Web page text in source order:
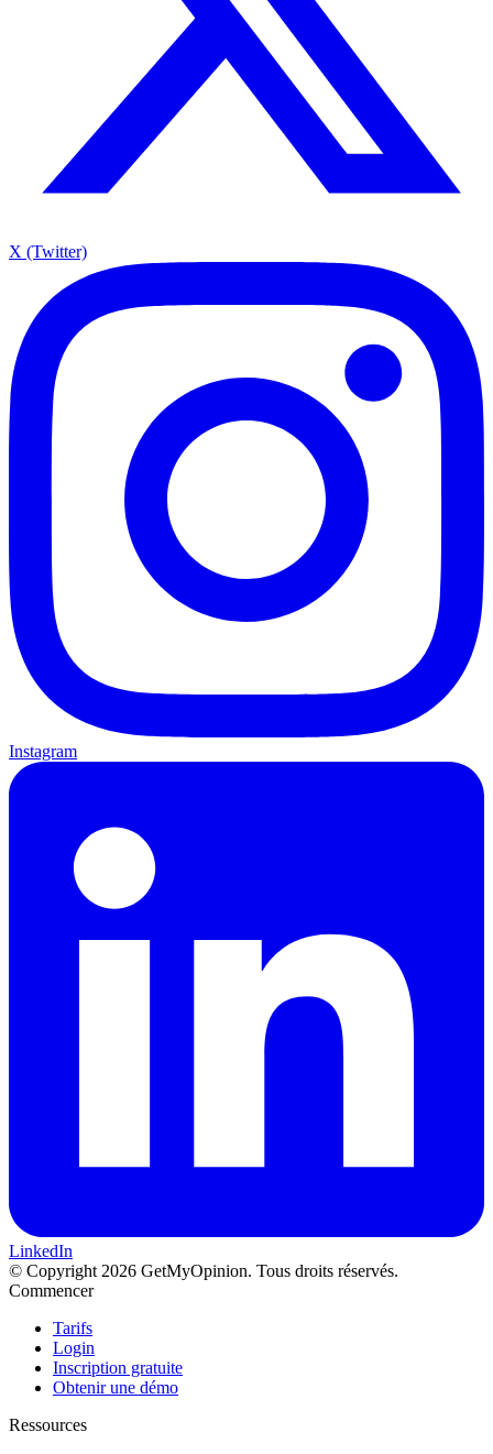
X (Twitter)
Instagram
LinkedIn
© Copyright 2026 GetMyOpinion. Tous droits réservés.
Commencer
Tarifs
Login
Inscription gratuite
Obtenir une démo
Ressources